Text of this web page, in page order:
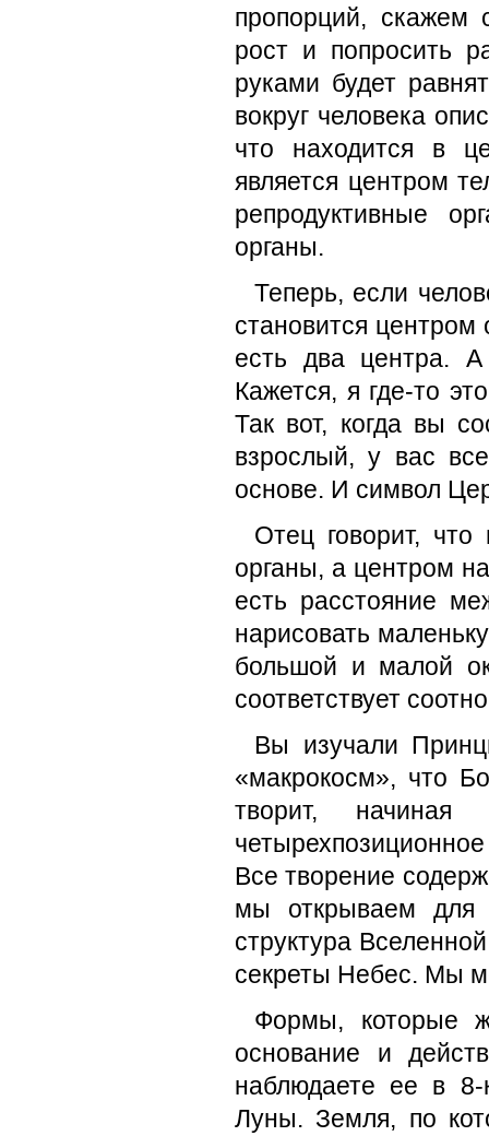
пропорций, скажем
рост и попросить
руками будет
вокруг человека
что находится в
является центром
репродуктивные
органы.
Теперь, если
становится
есть два центра. А
Кажется, я где-то
Так вот, когда вы
взрослый, у вас
основе. И символ
Отец говорит, что
органы, а центром
есть расстояние
нарисовать
большой и малой
соответствует
Вы изучали
«макрокосм», что
творит,
Все творение
мы открываем для
структура
секреты Небес. Мы
Формы, которые
основание и
наблюдаете ее в
Луны. Земля, по